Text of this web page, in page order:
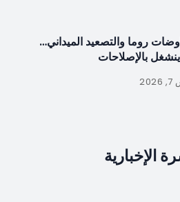
روما والتصعيد الميداني…
بالإصلاحات
الإخبارية